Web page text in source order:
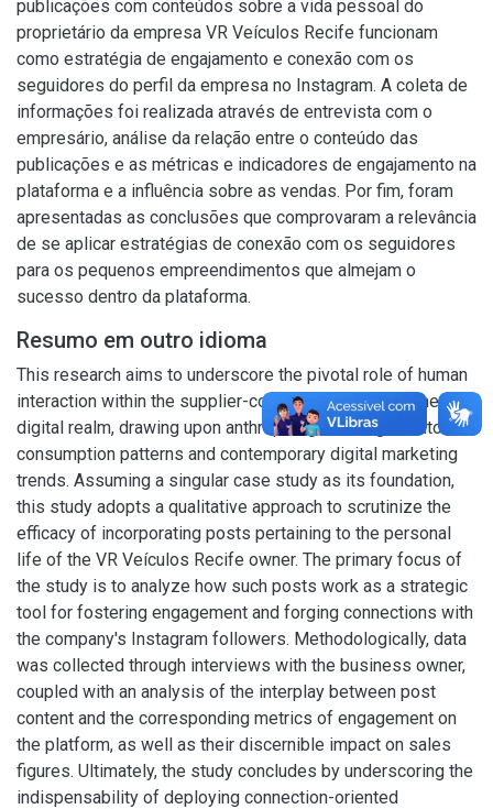
publicações com conteúdos sobre a vida pessoal do
proprietário da empresa VR Veículos Recife funcionam
como estratégia de engajamento e conexão com os
seguidores do perfil da empresa no Instagram. A coleta de
informações foi realizada através de entrevista com o
empresário, análise da relação entre o conteúdo das
publicações e as métricas e indicadores de engajamento na
plataforma e a influência sobre as vendas. Por fim, foram
apresentadas as conclusões que comprovaram a relevância
de se aplicar estratégias de conexão com os seguidores
para os pequenos empreendimentos que almejam o
sucesso dentro da plataforma.
Resumo em outro idioma
This research aims to underscore the pivotal role of human
interaction within the supplier-consumer dynamic in the
digital realm, drawing upon anthropological insights into
consumption patterns and contemporary digital marketing
trends. Assuming a singular case study as its foundation,
this study adopts a qualitative approach to scrutinize the
efficacy of incorporating posts pertaining to the personal
life of the VR Veículos Recife owner. The primary focus of
the study is to analyze how such posts work as a strategic
tool for fostering engagement and forging connections with
the company's Instagram followers. Methodologically, data
was collected through interviews with the business owner,
coupled with an analysis of the interplay between post
content and the corresponding metrics of engagement on
the platform, as well as their discernible impact on sales
figures. Ultimately, the study concludes by underscoring the
indispensability of deploying connection-oriented